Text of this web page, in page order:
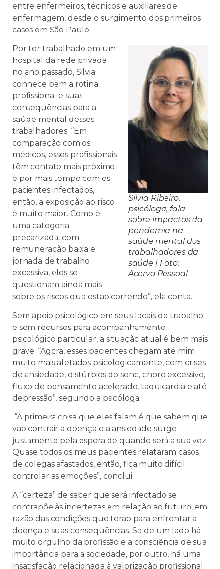
entre enfermeiros, técnicos e auxiliares de
enfermagem, desde o surgimento dos primeiros
casos em São Paulo.
Silvia Ribeiro,
psicóloga, fala
sobre impactos da
pandemia na
saúde mental dos
trabalhadores da
saúde | Foto:
Acervo Pessoal
Por ter trabalhado em um
hospital da rede privada
no ano passado, Silvia
conhece bem a rotina
profissional e suas
consequências para a
saúde mental desses
trabalhadores. “Em
comparação com os
médicos, esses profissionais
têm contato mais próximo
e por mais tempo com os
pacientes infectados,
então, a exposição ao risco
é muito maior. Como é
uma categoria
precarizada, com
remuneração baixa e
jornada de trabalho
excessiva, eles se
questionam ainda mais
sobre os riscos que estão correndo”, ela conta.
Sem apoio psicológico em seus locais de trabalho
e sem recursos para acompanhamento
psicológico particular, a situação atual é bem mais
grave. “Agora, esses pacientes chegam até mim
muito mais afetados psicologicamente, com crises
de ansiedade, distúrbios do sono, choro excessivo,
fluxo de pensamento acelerado, taquicardia e até
depressão”, segundo a psicóloga.
“A primeira coisa que eles falam é que sabem que
vão contrair a doença e a ansiedade surge
justamente pela espera de quando será a sua vez.
Quase todos os meus pacientes relataram casos
de colegas afastados, então, fica muito difícil
controlar as emoções”, conclui.
A “certeza” de saber que será infectado se
contrapõe às incertezas em relação ao futuro, em
razão das condições que terão para enfrentar a
doença e suas consequências. Se de um lado há
muito orgulho da profissão e a consciência de sua
importância para a sociedade, por outro, há uma
insatisfação relacionada à valorização profissional.